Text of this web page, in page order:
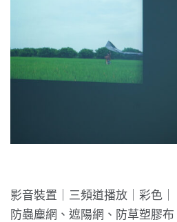
影音裝置｜三頻道播放｜彩色｜
防蟲塵網、遮陽網、防草塑膠